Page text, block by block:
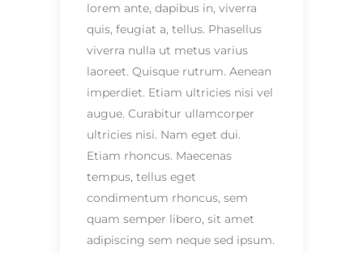
lorem ante, dapibus in, viverra
quis, feugiat a, tellus. Phasellus
viverra nulla ut metus varius
laoreet. Quisque rutrum. Aenean
imperdiet. Etiam ultricies nisi vel
augue. Curabitur ullamcorper
ultricies nisi. Nam eget dui.
Etiam rhoncus. Maecenas
tempus, tellus eget
condimentum rhoncus, sem
quam semper libero, sit amet
adipiscing sem neque sed ipsum.